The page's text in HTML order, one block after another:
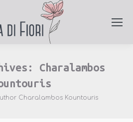
Charalambos
Charalambos Kountouris